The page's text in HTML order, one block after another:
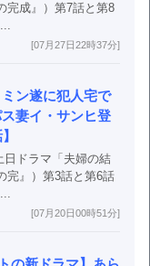
完成』）第7話と第8
[07月27日22時37分]
ミン遂に犯人宅で
妻イ・サンヒ登
ドラマ「夫婦の結
完』）第3話と第6話
[07月20日00時51分]